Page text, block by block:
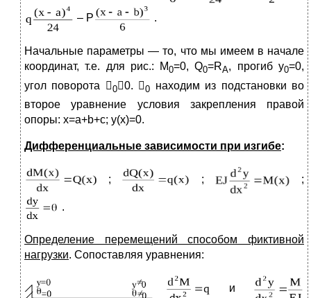
– P .
Начальные параметры — то, что мы имеем в начале
координат, т.е. для рис.: М0=0, Q0=RA, прогиб y0=0,
угол поворота 00. 0 находим из подстановки во
второе уравнение условия закрепления правой
опоры: x=a+b+c; y(x)=0.
Дифференциальные зависимости при изгибе:
; ; ;
.
Определение перемещений способом фиктивной
нагрузки. Сопоставляя уравнения:
и